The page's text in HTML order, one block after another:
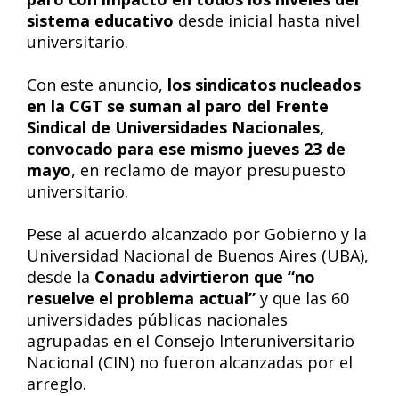
sistema educativo desde inicial hasta nivel
universitario.
Con este anuncio, los sindicatos nucleados
en la CGT se suman al paro del Frente
Sindical de Universidades Nacionales,
convocado para ese mismo jueves 23 de
mayo, en reclamo de mayor presupuesto
universitario.
Pese al acuerdo alcanzado por Gobierno y la
Universidad Nacional de Buenos Aires (UBA),
desde la Conadu advirtieron que “no
resuelve el problema actual” y que las 60
universidades públicas nacionales
agrupadas en el Consejo Interuniversitario
Nacional (CIN) no fueron alcanzadas por el
arreglo.